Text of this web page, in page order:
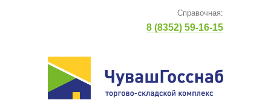
Справочная:
8 (8352) 59-16-15